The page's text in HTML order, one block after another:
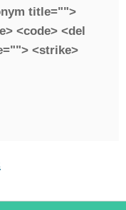
title="">
<code> <del
<strike>